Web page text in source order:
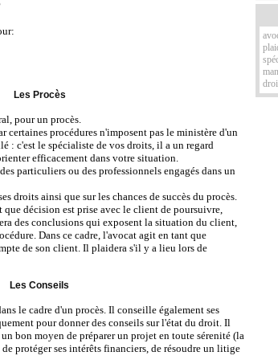
Les Procès
pour un procès.
certaines procédures n'imposent pas le ministère d'un
: c'est le spécialiste de vos droits, il a un regard
efficacement dans votre situation.
particuliers ou des professionnels engagés dans un
droits ainsi que sur les chances de succès du procès.
décision est prise avec le client de poursuivre,
des conclusions qui exposent la situation du client,
Dans ce cadre, l'avocat agit en tant que
de son client. Il plaidera s'il y a lieu lors de
Les Conseils
le cadre d'un procès. Il conseille également ses
pour donner des conseils sur l'état du droit. Il
bon moyen de préparer un projet en toute sérenité (la
protéger ses intérêts financiers, de résoudre un litige